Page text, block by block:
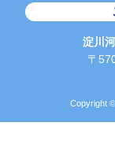
淀川
〒
Copyright